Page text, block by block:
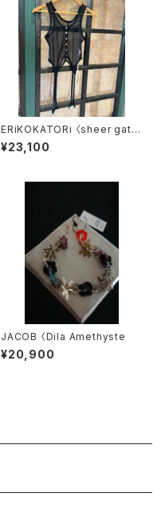
ERiKOKATORi 〈sheer gater
tanktop〉
¥23,100
JACOB 〈Dila Amethyste
¥20,900